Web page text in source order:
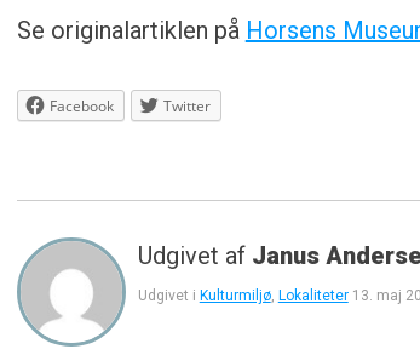
Se originalartiklen på Horsens
Facebook Twitter
Udgivet af Janus
Udgivet i Kulturmiljø, Lokaliteter 13. maj